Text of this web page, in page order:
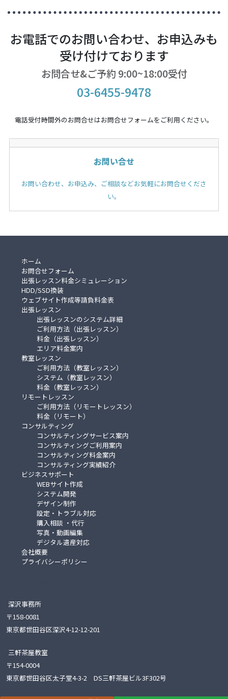
お電話でのお問い合わせ、お申込みも
受け付けております
お問合せ&ご予約 9:00~18:00受付
03-6455-9478
電話受付時間外のお問合せはお問合せフォームをご利用ください。
お問い合せ
お問い合わせ、お申込み、ご相談などお気軽にお問合せくださ
い。
ホーム
お問合せフォーム
出張レッスン料金シミュレーション
HDD/SSD換装
ウェブサイト作成等請負料金表
出張レッスン
出張レッスンのシステム詳細
ご利用方法（出張レッスン）
料金（出張レッスン）
エリア料金案内
教室レッスン
ご利用方法（教室レッスン）
システム（教室レッスン）
料金（教室レッスン）
リモートレッスン
ご利用方法（リモートレッスン）
料金（リモート）
コンサルティング
コンサルティングサービス案内
コンサルティングご利用案内
コンサルティング料金案内
コンサルティング実績紹介
ビジネスサポート
WEBサイト作成
システム開発
デザイン制作
設定・トラブル対応
購入相談 ・代行
写真・動画編集
デジタル遺産対応
会社概要
プライバシーポリシー
深沢事務所
〒158-0081
東京都世田谷区深沢4-12-12-201
三軒茶屋教室
〒154-0004
東京都世田谷区太子堂4-3-2 DS三軒茶屋ビル3F302号